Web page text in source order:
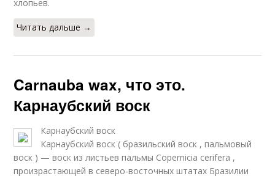
хлопьев.
Читать дальше →
Carnauba wax, что это.
Карнаубский воск
Карнаубский воск
Карнаубский воск ( бразильский воск , пальмовый
воск ) — воск из листьев пальмы Copernicia cerifera ,
произрастающей в северо-восточных штатах Бразилии